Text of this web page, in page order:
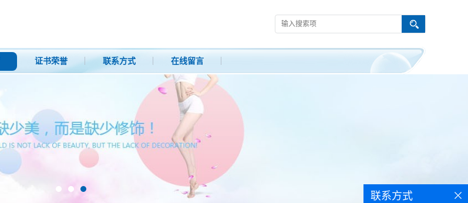
证书荣誉 联系方式 在线留言
联系方式